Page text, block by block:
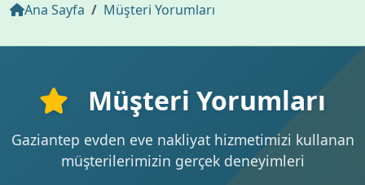
Ana Sayfa Müşteri Yorumları
Müşteri Yorumları
Gaziantep evden eve nakliyat hizmetimizi kullanan
müşterilerimizin gerçek deneyimleri